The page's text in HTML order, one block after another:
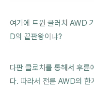
여기에 트윈 클러치 AWD
D의 끝판왕이냐?
다판 클로치를 통해서 후륜
다. 따라서 전륜 AWD의 한